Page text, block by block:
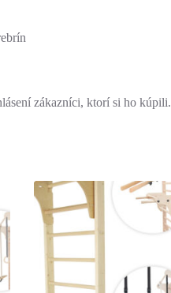
zákazníci, ktorí si ho kúpili.